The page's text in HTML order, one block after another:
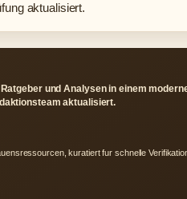
aktualisiert.
und Analysen in einem
aktualisiert.
kuratiert fur schnelle